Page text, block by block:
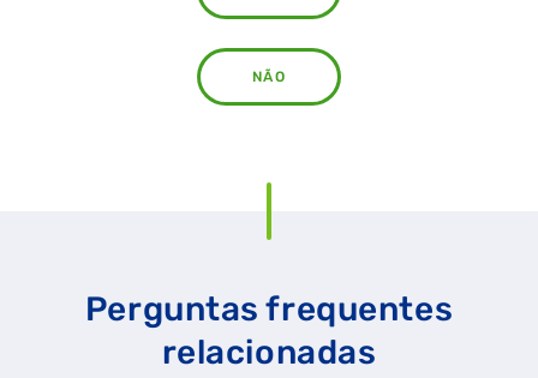
NÃO
Perguntas frequentes
relacionadas